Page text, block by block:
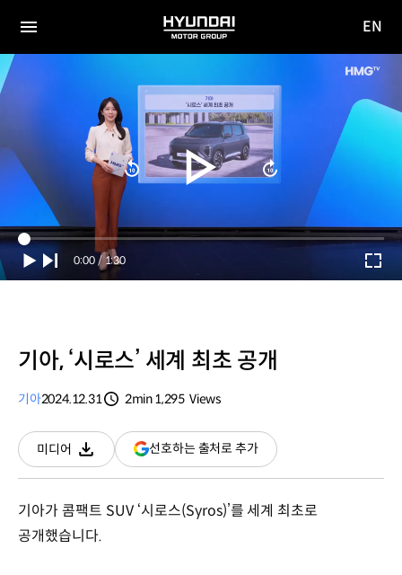
전체
HYUNDAI
MOTOR
사이
EN
Current
Time
0:00 / Duration
1:30
기아, ‘시로스’ 세계 최초 공개
기아2024.12.31
2min1,295 Views
미디어
다운로드
선호하는 출처로 추가(새
창
기아가 콤팩트 SUV ‘시로스(Syros)’를 세계 최초로
공개했습니다.